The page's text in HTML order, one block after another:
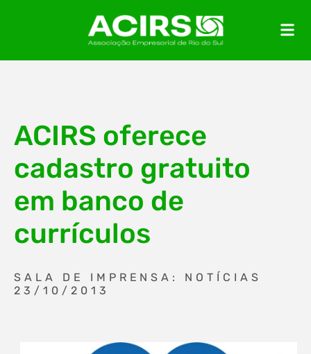
ACIRS oferece
cadastro gratuito
em banco de
currículos
SALA DE IMPRENSA: NOTÍCIAS
23/10/2013